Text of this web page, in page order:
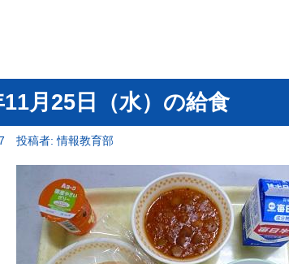
月25日（水）の給食
投稿者: 情報教育部